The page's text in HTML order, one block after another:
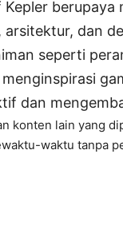
berupaya
dan
seperti
dan
konten lain yang
waktu tanpa